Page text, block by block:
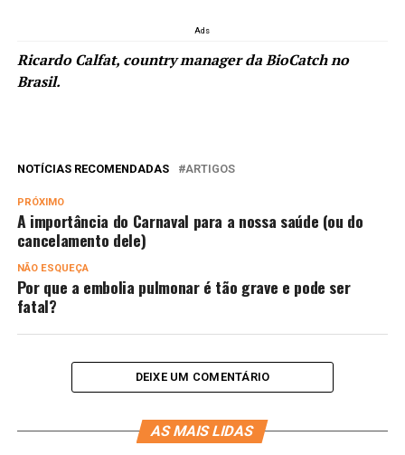
Ads
Ricardo Calfat, country manager da BioCatch no
Brasil.
NOTÍCIAS RECOMENDADAS ARTIGOS
PRÓXIMO
A importância do Carnaval para a nossa saúde (ou do
cancelamento dele)
NÃO ESQUEÇA
Por que a embolia pulmonar é tão grave e pode ser
fatal?
DEIXE UM COMENTÁRIO
AS MAIS LIDAS